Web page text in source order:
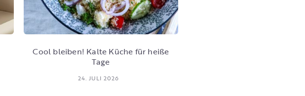
Cool bleiben! Kalte Küche für heiße
Tage
24. JULI 2026